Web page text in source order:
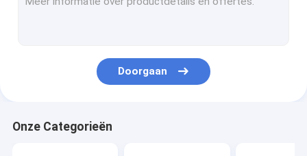
Doorgaan
Onze Categorieën